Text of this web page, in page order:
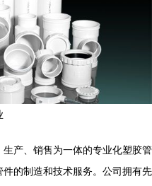
产、销售为一体的专业化塑胶管
的制造和技术服务。公司拥有先